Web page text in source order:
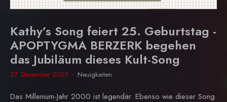
Kathy’s Song feiert 25. Geburtstag -
APOPTYGMA BERZERK begehen
das Jubiläum dieses Kult-Song
27. Dezember 2025 Neuigkeiten
Das Millenium-Jahr 2000 ist legendär. Ebenso wie dieser Song